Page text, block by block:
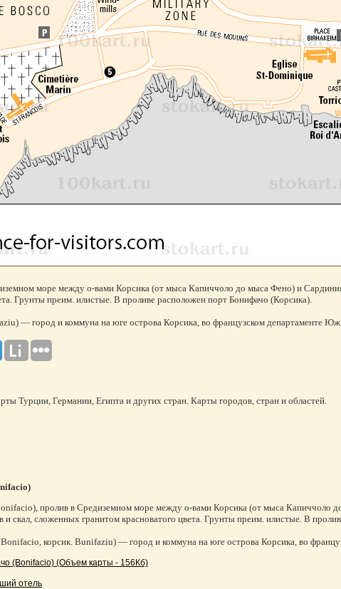
море между о-вами Корсика (от мыса Капиччоло до мыса Фено) и
Грунты преим. илистые. В проливе расположен порт Бонифачо (Корсика).
— город и коммуна на юге острова Корсика, во французском департаменте
Турции, Германии, Египта и других стран. Карты городов, стран и областей.
пролив в Средиземном море между о-вами Корсика (от мыса Капиччоло
и скал, сложенных гранитом красноватого цвета. Грунты преим. илистые. В
корсик. Bunifaziu) — город и коммуна на юге острова Корсика, во
(Bonifacio) (Объем карты - 156Кб)
отель